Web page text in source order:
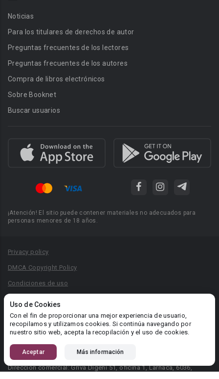
Uso de Cookies
Con el fin de proporcionar una mejor experiencia de usuario,
recopilamos y utilizamos cookies. Si continúa navegando por
nuestro sitio web, acepta la recopilación y el uso de cookies.
Aceptar Más información
Noticias
Para los titulares de derechos de autor
Preguntas frecuentes de los lectores
Preguntas frecuentes de los autores
Compra de libros electrónicos
Sobre Booknet
Buscar usuarios
¡Atención! El sitio puede contener materiales no adecuados para
personas menores de 18 años.
Privacy policy
DMCA Copyright Policy
Condiciones de uso
Reglas para la publicación de libros
Área RR.PP.: pr@booknet.com
© 2026 Booknet. Todos los derechos reservados.
Dirección comercial: Griva Digeni 51, oficina 1, Larnaca, 6036,